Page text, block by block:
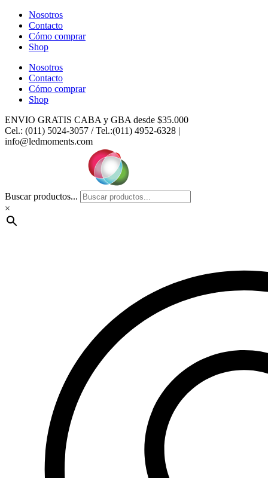
contenido
Nosotros
Contacto
Cómo comprar
Shop
Nosotros
Contacto
Cómo comprar
Shop
ENVIO GRATIS CABA y GBA desde $35.000
Cel.: (011) 5024-3057 / Tel.:(011) 4952-6328 |
info@ledmoments.com
Buscar productos...
×